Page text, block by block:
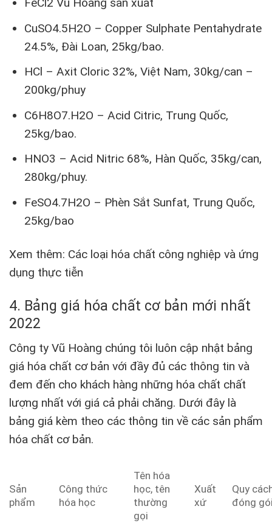
FeCl2 Vũ Hoàng sản xuất
CuSO4.5H2O – Copper Sulphate Pentahydrate
24.5%, Đài Loan, 25kg/bao.
HCl – Axit Cloric 32%, Việt Nam, 30kg/can –
200kg/phuy
C6H8O7.H2O – Acid Citric, Trung Quốc,
25kg/bao.
HNO3 – Acid Nitric 68%, Hàn Quốc, 35kg/can,
280kg/phuy.
FeSO4.7H2O – Phèn Sắt Sunfat, Trung Quốc,
25kg/bao
Xem thêm: Các loại hóa chất công nghiệp và ứng
dụng thực tiễn
4. Bảng giá hóa chất cơ bản mới nhất
2022
Công ty Vũ Hoàng chúng tôi luôn cập nhật bảng
giá hóa chất cơ bản với đầy đủ các thông tin và
đem đến cho khách hàng những hóa chất chất
lượng nhất với giá cả phải chăng. Dưới đây là
bảng giá kèm theo các thông tin về các sản phẩm
hóa chất cơ bản.
Sản
phẩm
Công thức
hóa học
Tên hóa
học, tên
thường
gọi
Xuất
xứ
Quy
đóng